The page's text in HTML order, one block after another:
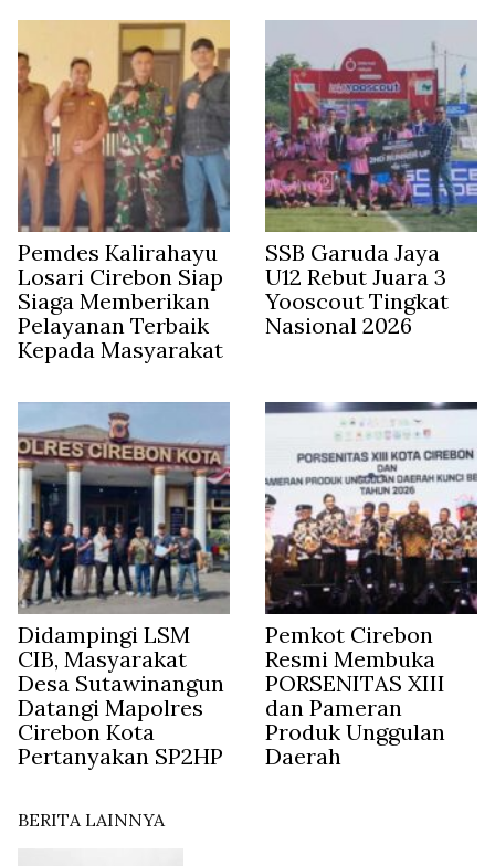
Pemdes Kalirahayu
Losari Cirebon Siap
Siaga Memberikan
Pelayanan Terbaik
Kepada Masyarakat
SSB Garuda Jaya
U12 Rebut Juara 3
Yooscout Tingkat
Nasional 2026
Didampingi LSM
CIB, Masyarakat
Desa Sutawinangun
Datangi Mapolres
Cirebon Kota
Pertanyakan SP2HP
Pemkot Cirebon
Resmi Membuka
PORSENITAS XIII
dan Pameran
Produk Unggulan
Daerah
BERITA LAINNYA